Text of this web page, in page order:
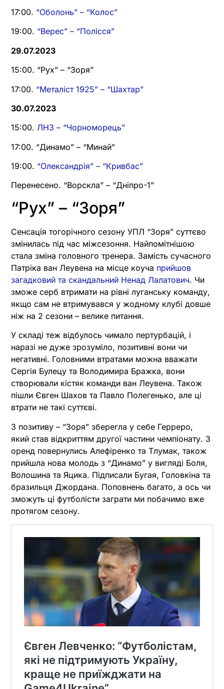
17:00. “Оболонь” – “Колос”
19:00. “Верес” – “Полісся”
29.07.2023
15:00. “Рух” – “Зоря”
17:00. “Металіст 1925” – “Шахтар”
30.07.2023
15:00. ЛНЗ – “Чорноморець”
17:00. “Динамо” – “Минай”
19:00. “Олександрія” – “Кривбас”
Перенесено. “Ворскла” – “Дніпро-1”
“Рух” – “Зоря”
Сенсація тогорічного сезону УПЛ “Зоря” суттєво
змінилась під час міжсезоння. Найпомітнішою
стала зміна головного тренера. Замість сучасного
Патріка ван Леувена на місце коуча прийшов
загадковий та скандальний Ненад Лалатович. Чи
зможе серб втримати на рівні луганську команду,
якщо сам не втримувався у жодному клубі довше
ніж на 2 сезони – велике питання.
У складі теж відбулось чимало пертурбацій, і
наразі не дуже зрозуміло, позитивні вони чи
негативні. Головними втратами можна вважати
Сергія Булецу та Володимира Бражка, вони
створювали кістяк команди ван Леувена. Також
пішли Євген Шахов та Павло Полегенько, але ці
втрати не такі суттєві.
З позитиву – “Зоря” зберегла у себе Герреро,
який став відкриттям другої частини чемпіонату. З
оренд повернулись Алефіренко та Тлумак, також
прийшла нова молодь з “Динамо” у вигляді Боля,
Волошина та Яцика. Підписали Бугая, Головкіна та
бразильця Джордана. Поповнень багато, а ось чи
зможуть ці футболісти заграти ми побачимо вже
протягом сезону.